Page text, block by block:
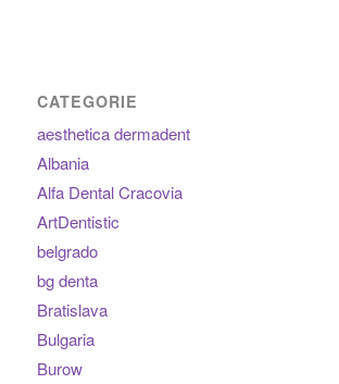
CATEGORIE
aesthetica dermadent
Albania
Alfa Dental Cracovia
ArtDentistic
belgrado
bg denta
Bratislava
Bulgaria
Burow